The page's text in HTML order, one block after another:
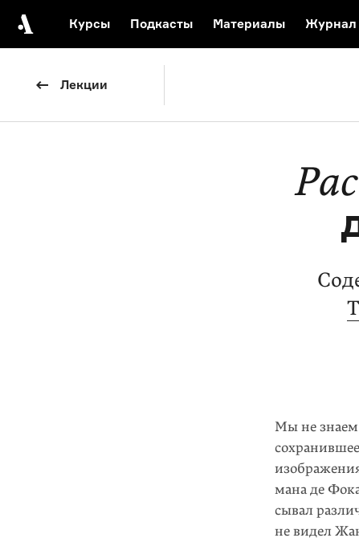
Лекции
Курсы Подкасты Материалы Журнал
Мы не знаем
мана де
сывал
не видел